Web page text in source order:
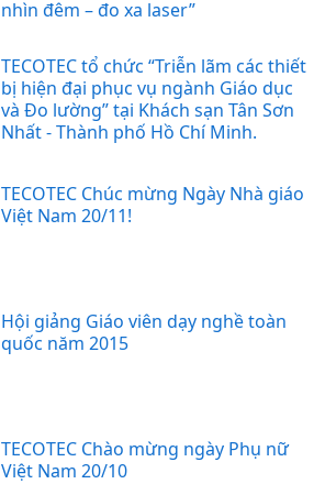
nhìn đêm – đo xa laser”
TECOTEC tổ chức “Triễn lãm các thiết
bị hiện đại phục vụ ngành Giáo dục
và Đo lường” tại Khách sạn Tân Sơn
Nhất - Thành phố Hồ Chí Minh.
TECOTEC Chúc mừng Ngày Nhà giáo
Việt Nam 20/11!
Hội giảng Giáo viên dạy nghề toàn
quốc năm 2015
TECOTEC Chào mừng ngày Phụ nữ
Việt Nam 20/10